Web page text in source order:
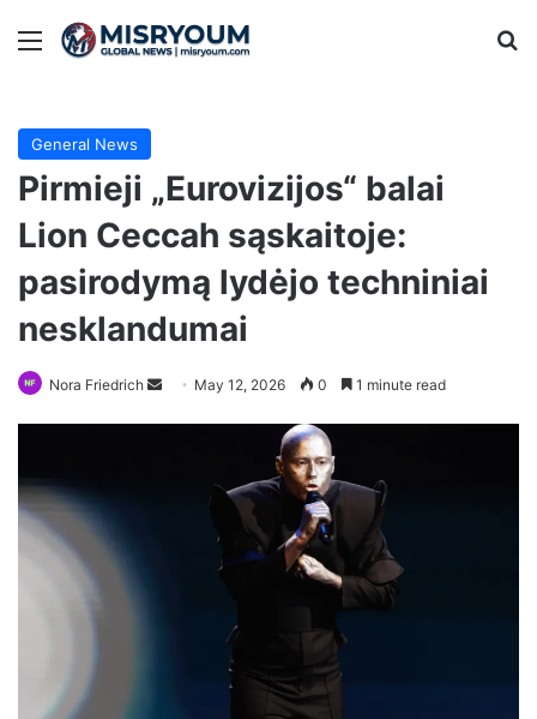
Menu
General News
Pirmieji „Eurovizijos“ balai
Lion Ceccah sąskaitoje:
pasirodymą lydėjo techniniai
nesklandumai
Nora Friedrich
Send May 12, 2026 0 1 minute read